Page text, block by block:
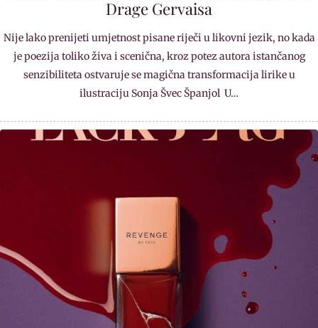
Drage Gervaisa
Nije lako prenijeti umjetnost pisane riječi u likovni jezik, no kada
je poezija toliko živa i scenična, kroz potez autora istančanog
senzibiliteta ostvaruje se magična transformacija lirike u
ilustraciju Sonja Švec Španjol U…